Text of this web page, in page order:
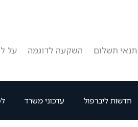
תנאי תשלום השקעה לדוגמה על
חדשות ליברפול עדכוני משרד